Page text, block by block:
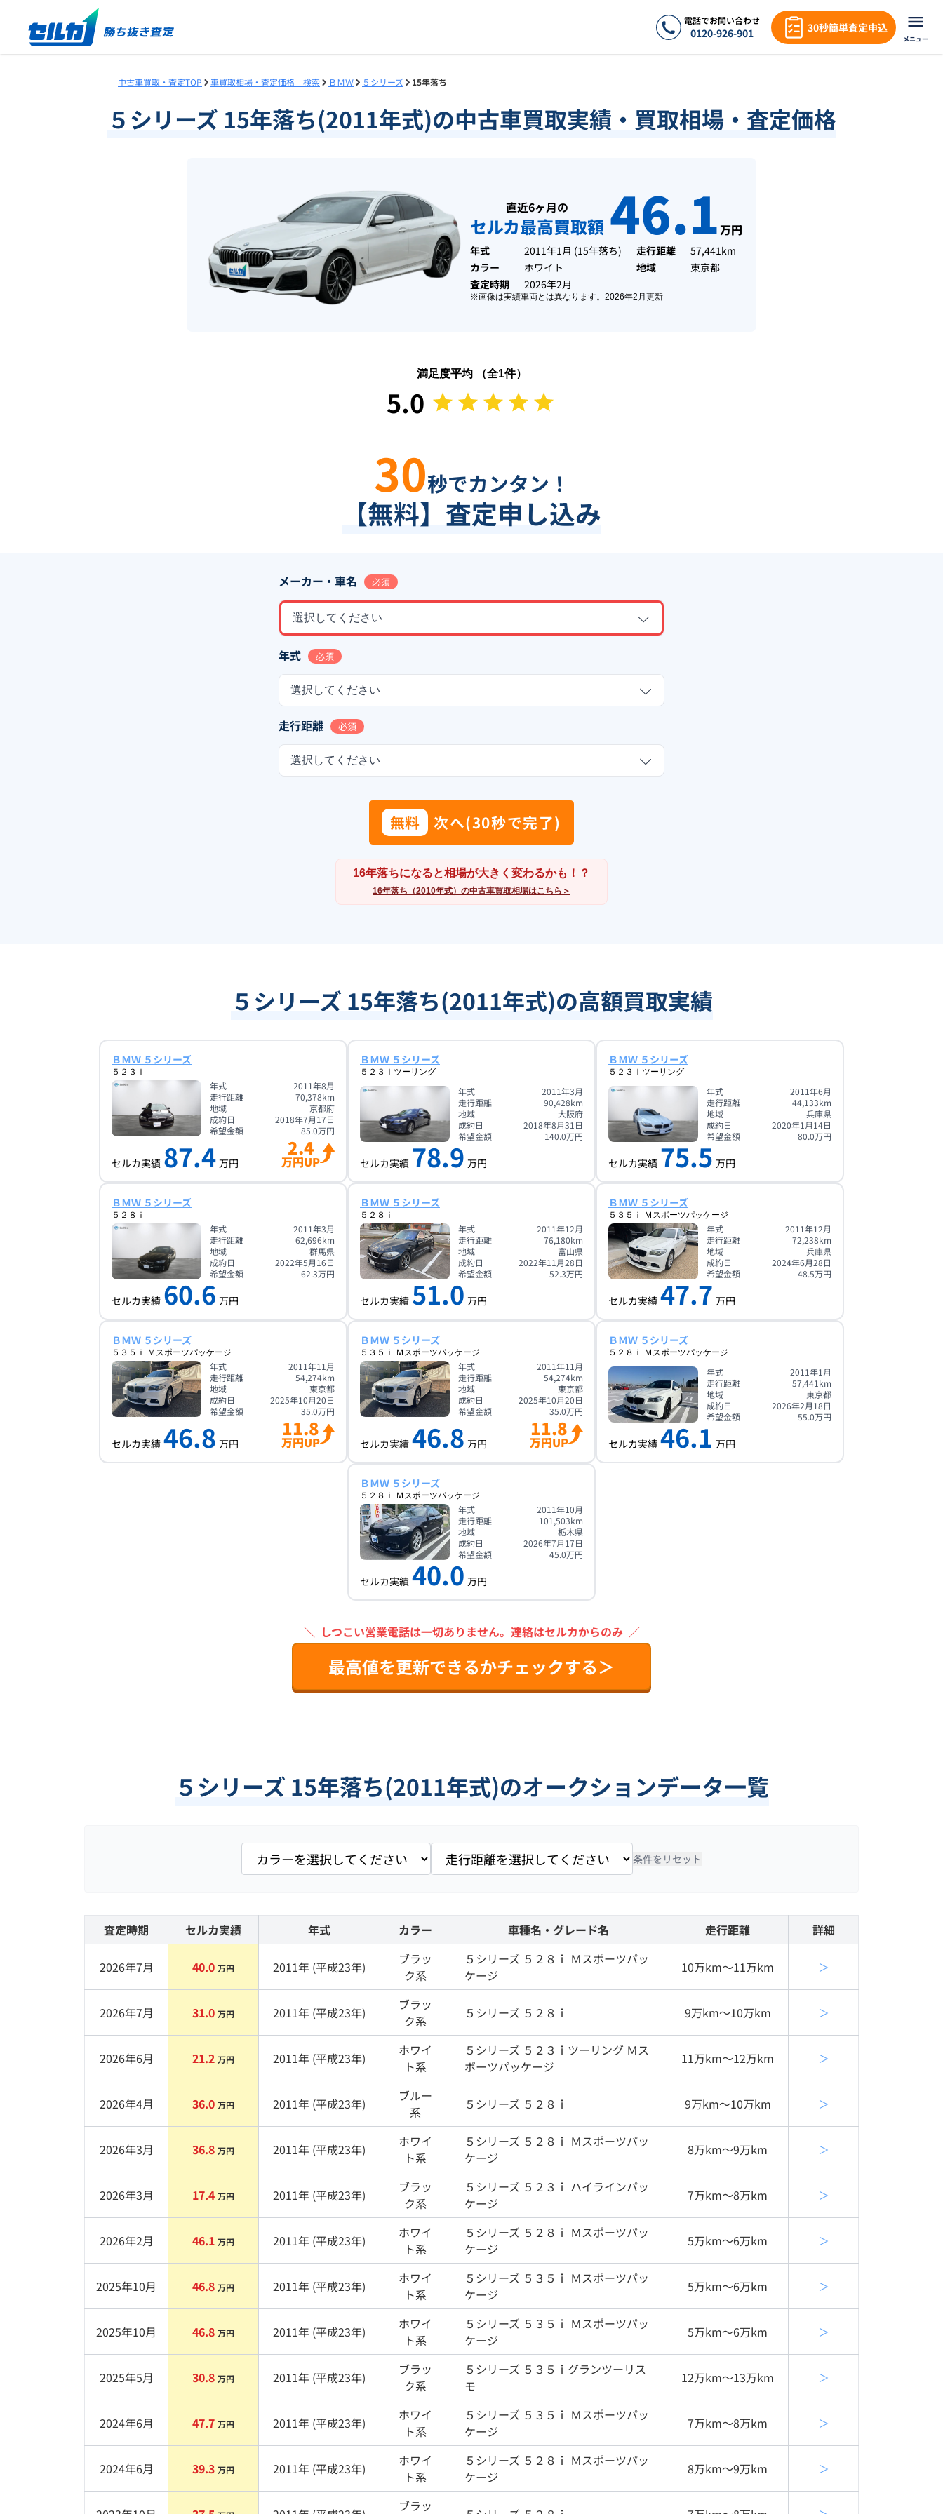
電話でお問い合わせ
0120-926-901 30秒簡単査定申込
メニュー
中古車買取・査定TOP 車買取相場・査定価格 検索 ＢＭＷ ５シリーズ 15年落ち
５シリーズ 15年落ち(2011年式)の中古車買取実績・買取相場・査定価格
直近6ヶ月の
セルカ最高買取額 46.1万円
年式 2011年1月 (15年落ち) 走行距離
57,441km
カラー
ホワイト 地域
東京都
査定時期
2026年2月
※画像は実績車両とは異なります。 2026年2月 更新
満足度平均 （全1件）
5.0
30秒でカンタン！
【無料】査定申し込み
メーカー・車名 必須
選択してください
年式 必須
選択してください
走行距離 必須
選択してください
無料 次へ(30秒で完了)
16年落ちになると相場が大きく変わるかも！？
16年落ち（2010年式）の中古車買取相場はこちら＞
５シリーズ 15年落ち(2011年式)の高額買取実績
ＢＭＷ ５シリーズ
５２３ｉ
年式
2011年8月
走行距離
70,378km
地域
京都府
成約日
2018年7月17日
希望金額
85.0万円
セルカ実績 87.4 万円
2.4
万円UP
ＢＭＷ ５シリーズ
５２３ｉツーリング
年式
2011年3月
走行距離
90,428km
地域
大阪府
成約日
2018年8月31日
希望金額
140.0万円
セルカ実績 78.9 万円
ＢＭＷ ５シリーズ
５２３ｉツーリング
年式
2011年6月
走行距離
44,133km
地域
兵庫県
成約日
2020年1月14日
希望金額
80.0万円
セルカ実績 75.5 万円
ＢＭＷ ５シリーズ
５２８ｉ
年式
2011年3月
走行距離
62,696km
地域
群馬県
成約日
2022年5月16日
希望金額
62.3万円
セルカ実績 60.6 万円
ＢＭＷ ５シリーズ
５２８ｉ
年式
2011年12月
走行距離
76,180km
地域
富山県
成約日
2022年11月28日
希望金額
52.3万円
セルカ実績 51.0 万円
ＢＭＷ ５シリーズ
５３５ｉ Ｍスポーツパッケージ
年式
2011年12月
走行距離
72,238km
地域
兵庫県
成約日
2024年6月28日
希望金額
48.5万円
セルカ実績 47.7 万円
ＢＭＷ ５シリーズ
５３５ｉ Ｍスポーツパッケージ
年式
2011年11月
走行距離
54,274km
地域
東京都
成約日
2025年10月20日
希望金額
35.0万円
セルカ実績 46.8 万円
11.8
万円UP
ＢＭＷ ５シリーズ
５３５ｉ Ｍスポーツパッケージ
年式
2011年11月
走行距離
54,274km
地域
東京都
成約日
2025年10月20日
希望金額
35.0万円
セルカ実績 46.8 万円
11.8
万円UP
ＢＭＷ ５シリーズ
５２８ｉ Ｍスポーツパッケージ
年式
2011年1月
走行距離
57,441 km
地域
東京都
成約日
2026年2月18日
希望金額
55.0万円
セルカ実績 46.1 万円
ＢＭＷ ５シリーズ
５２８ｉ Ｍスポーツパッケージ
年式
2011年10月
走行距離
101,503km
地域
栃木県
成約日
2026年7月17日
希望金額
45.0万円
セルカ実績 40.0 万円
＼ しつこい営業電話は一切ありません。 連絡はセルカからのみ ／
最高値を更新できるかチェックする＞
５シリーズ 15年落ち(2011年式)のオークションデータ一覧
条件をリセット
査定時期 セルカ実績 年式 カラー 車種名・グレード名 走行距離 詳細
2026年7月 40.0 万円 2011年 (平成23年)
ブラッ
ク系
５シリーズ ５２８ｉ Ｍスポーツパッ
ケージ
10万km〜11万km ＞
2026年7月 31.0 万円 2011年 (平成23年)
ブラッ
ク系 ５シリーズ ５２８ｉ 9万km〜10万km ＞
2026年6月 21.2 万円 2011年 (平成23年)
ホワイ
ト系
５シリーズ ５２３ｉツーリング Ｍス
ポーツパッケージ
11万km〜12万km ＞
2026年4月 36.0 万円 2011年 (平成23年)
ブルー
系
５シリーズ ５２８ｉ 9万km〜10万km ＞
2026年3月 36.8 万円 2011年 (平成23年)
ホワイ
ト系
５シリーズ ５２８ｉ Ｍスポーツパッ
ケージ
8万km〜9万km ＞
2026年3月 17.4 万円 2011年 (平成23年)
ブラッ
ク系
５シリーズ ５２３ｉ ハイラインパッ
ケージ
7万km〜8万km ＞
2026年2月 46.1 万円 2011年 (平成23年)
ホワイ
ト系
５シリーズ ５２８ｉ Ｍスポーツパッ
ケージ
5万km〜6万km ＞
2025年10月 46.8 万円 2011年 (平成23年)
ホワイ
ト系
５シリーズ ５３５ｉ Ｍスポーツパッ
ケージ
5万km〜6万km ＞
2025年10月 46.8 万円 2011年 (平成23年)
ホワイ
ト系
５シリーズ ５３５ｉ Ｍスポーツパッ
ケージ
5万km〜6万km ＞
2025年5月 30.8 万円 2011年 (平成23年)
ブラッ
ク系
５シリーズ ５３５ｉグランツーリス
モ
12万km〜13万km ＞
2024年6月 47.7 万円 2011年 (平成23年)
ホワイ
ト系
５シリーズ ５３５ｉ Ｍスポーツパッ
ケージ
7万km〜8万km ＞
2024年6月 39.3 万円 2011年 (平成23年)
ホワイ
ト系
５シリーズ ５２８ｉ Ｍスポーツパッ
ケージ
8万km〜9万km ＞
ブラッ